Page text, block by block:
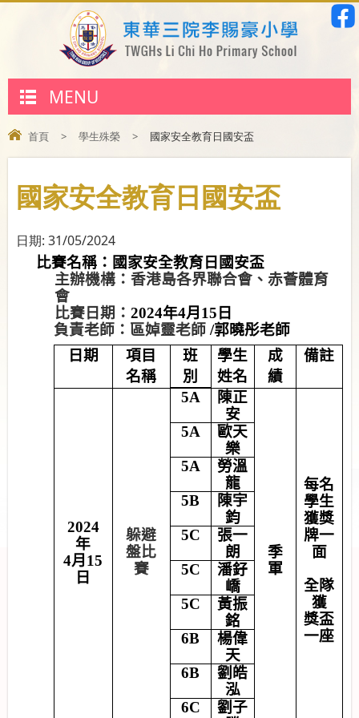
MENU
首頁 > 學生殊榮 > 國家安全教育日國安盃
國家安全教育日國安盃
日期: 31/05/2024
比賽名稱：國家安全教育日國安盃
主辦機構：香港島各界聯合會、赤薈體育
會
比賽日期： 2024年4月 15 日
負責老師：區婥靈老師/郭曉彤老師
日期
項目
名稱
班
別
學生
姓名
成
績
備註
2024
年
4月 15
日
躲避
盤比
賽
5A
陳正
安
季
軍
每名
學生
獲獎
牌一
面
全隊
獲
獎盃
一座
5A
歐天
樂
5A
勞溫
龍
5B
陳宇
鈞
5C
張一
朗
5C
潘釨
嶠
5C
黃振
銘
6B
楊偉
天
6B
劉皓
泓
6C
劉子